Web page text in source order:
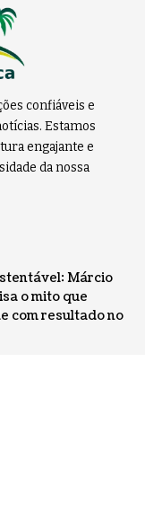
confiáveis e
Estamos
engajante e
da nossa
Márcio
o mito que
com resultado no